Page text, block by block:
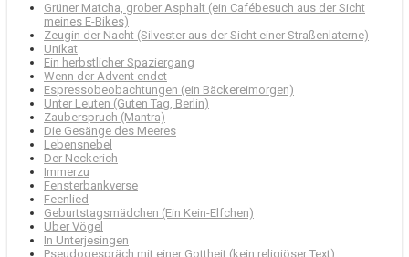
Grüner Matcha, grober Asphalt (ein Cafébesuch aus der Sicht
meines E-Bikes)
Zeugin der Nacht (Silvester aus der Sicht einer Straßenlaterne)
Unikat
Ein herbstlicher Spaziergang
Wenn der Advent endet
Espressobeobachtungen (ein Bäckereimorgen)
Unter Leuten (Guten Tag, Berlin)
Zauberspruch (Mantra)
Die Gesänge des Meeres
Lebensnebel
Der Neckerich
Immerzu
Fensterbankverse
Feenlied
Geburtstagsmädchen (Ein Kein-Elfchen)
Über Vögel
In Unterjesingen
Pseudogespräch mit einer Gottheit (kein religiöser Text)